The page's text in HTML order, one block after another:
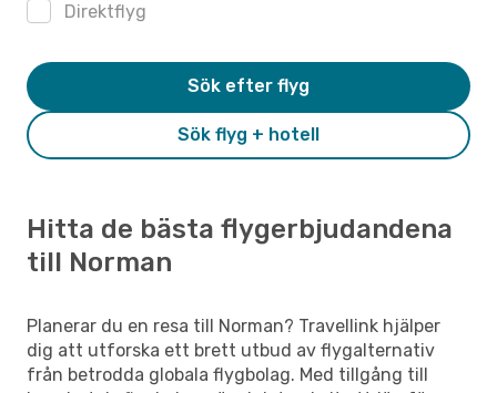
Direktflyg
Sök flyg + hotell
Sök efter flyg
Hitta de bästa flygerbjudandena
till Norman
Planerar du en resa till Norman? Travellink hjälper
dig att utforska ett brett utbud av flygalternativ
från betrodda globala flygbolag. Med tillgång till